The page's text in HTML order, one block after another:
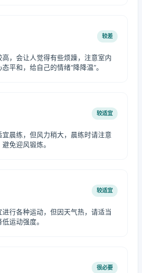
较差
高，会让人觉得有些烦躁，注意室内
平和，给自己的情绪“降降温”。
较适宜
晨练，但风力稍大，晨练时请注意
免迎风锻炼。
较适宜
进行各种运动，但因天气热，请适当
运动强度。
很必要